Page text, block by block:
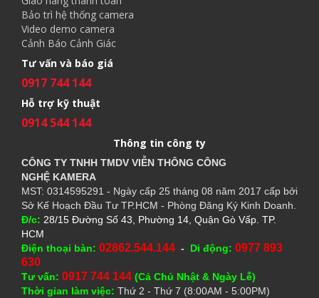
Bảo trì hệ thống camera
Video demo camera
Cảnh Báo Cảnh Giác
Tư vấn và báo giá
0917 744 144
Hỗ trợ kỹ thuật
0914 544 144
Thông tin công ty
CÔNG TY TNHH TMDV VIỄN THÔNG CÔNG
NGHỆ KAMERA
MST: 0314595291 - Ngày cấp 25 tháng 08 năm 2017 cấp bởi
Sở Kế Hoạch Đầu Tư TP.HCM - Phòng Đăng Ký Kinh Doanh.
Đ/c: 28/15 Đường Số 43, Phường 14, Quận Gò Vấp. TP.
HCM
Điện thoại bàn: 02862.544.144 - Di động: 0977 893
630
Tư vấn: 0917 744 144 (Cả Chủ Nhật & Ngày Lễ)
Thời gian làm việc: Thứ 2 - Thứ 7 (8:00AM - 5:00PM)